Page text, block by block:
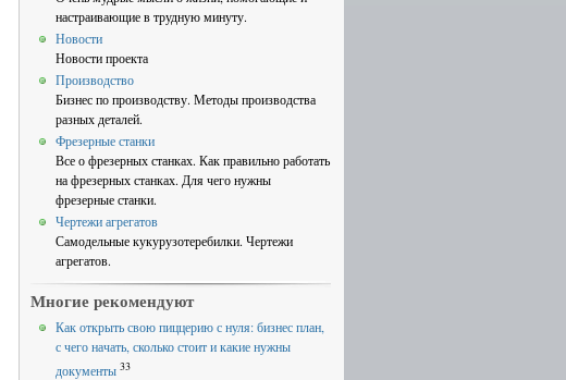
настраивающие в трудную минуту.
Новости
Новости проекта
Производство
Бизнес по производству. Методы производства
разных деталей.
Фрезерные станки
Все о фрезерных станках. Как правильно работать
на фрезерных станках. Для чего нужны
фрезерные станки.
Чертежи агрегатов
Самодельные кукурузотеребилки. Чертежи
агрегатов.
Многие рекомендуют
Как открыть свою пиццерию с нуля: бизнес план,
с чего начать, сколько стоит и какие нужны
документы 33